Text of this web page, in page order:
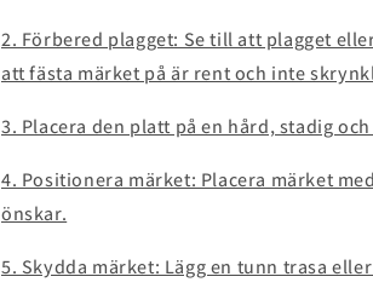
2. Förbered plagget: Se till att plagget
att fästa märket på är rent och inte
3. Placera den platt på en hård, stadig
4. Positionera märket: Placera märket
önskar.
5. Skydda märket: Lägg en tunn trasa